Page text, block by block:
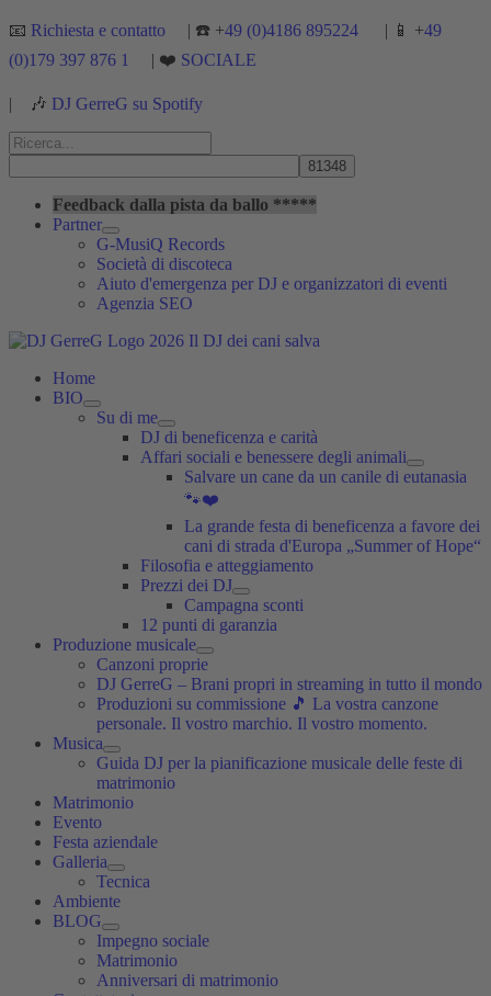
Vai
contenuto
📧 Richiesta e contatto | ☎️ +49 (0)4186 895224 | 📱 +49
(0)179 397 876 1
| ❤️ SOCIALE
| 🎶 DJ GerreG su Spotify
Cerca:
Feedback dalla pista da ballo *****
Partner
G-MusiQ Records
Società di discoteca
Aiuto d'emergenza per DJ e organizzatori di eventi
Agenzia SEO
Home
BIO
Su di me
DJ di beneficenza e carità
Affari sociali e benessere degli animali
Salvare un cane da un canile di eutanasia
🐾❤️
La grande festa di beneficenza a favore dei
cani di strada d'Europa „Summer of Hope“
Filosofia e atteggiamento
Prezzi dei DJ
Campagna sconti
12 punti di garanzia
Produzione musicale
Canzoni proprie
DJ GerreG – Brani propri in streaming in tutto il mondo
Produzioni su commissione 🎵 La vostra canzone
personale. Il vostro marchio. Il vostro momento.
Musica
Guida DJ per la pianificazione musicale delle feste di
matrimonio
Matrimonio
Evento
Festa aziendale
Galleria
Tecnica
Ambiente
BLOG
Impegno sociale
Matrimonio
Anniversari di matrimonio